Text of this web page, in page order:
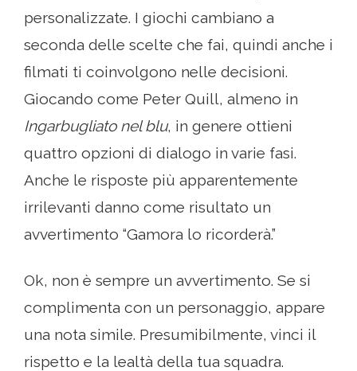
personalizzate. I giochi cambiano a
seconda delle scelte che fai, quindi anche i
filmati ti coinvolgono nelle decisioni.
Giocando come Peter Quill, almeno in
Ingarbugliato nel blu, in genere ottieni
quattro opzioni di dialogo in varie fasi.
Anche le risposte più apparentemente
irrilevanti danno come risultato un
avvertimento “Gamora lo ricorderà.”
Ok, non è sempre un avvertimento. Se si
complimenta con un personaggio, appare
una nota simile. Presumibilmente, vinci il
rispetto e la lealtà della tua squadra.